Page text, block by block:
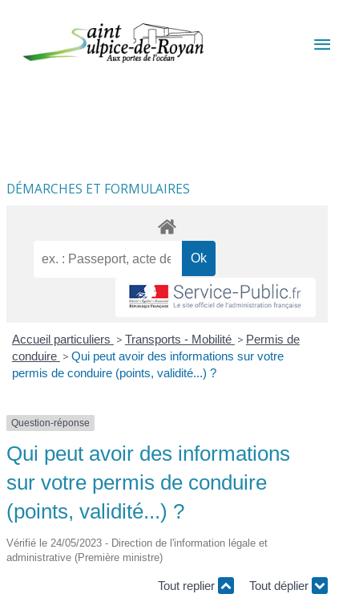
DÉMARCHES ET FORMULAIRES
Accueil particuliers > Transports - Mobilité > Permis de
conduire > Qui peut avoir des informations sur votre
permis de conduire (points, validité...) ?
Question-réponse
Qui peut avoir des informations
sur votre permis de conduire
(points, validité...) ?
Vérifié le 24/05/2023 - Direction de l'information légale et
administrative (Première ministre)
Tout replier Tout déplier